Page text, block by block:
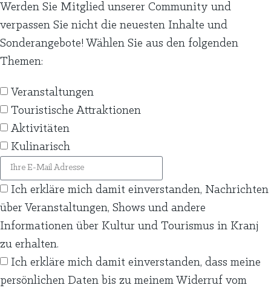
Werden Sie Mitglied unserer Community und
verpassen Sie nicht die neuesten Inhalte und
Sonderangebote! Wählen Sie aus den folgenden
Themen:
Veranstaltungen
Touristische Attraktionen
Aktivitäten
Kulinarisch
Ich erkläre mich damit einverstanden, Nachrichten
über Veranstaltungen, Shows und andere
Informationen über Kultur und Tourismus in Kranj
zu erhalten.
Ich erkläre mich damit einverstanden, dass meine
persönlichen Daten bis zu meinem Widerruf vom